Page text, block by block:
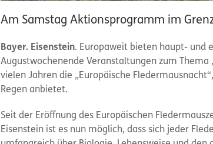
Am Samstag Aktionsprogramm im
Bayer. Eisenstein. Europaweit bieten haupt- und
Augustwochenende Veranstaltungen zum
vielen Jahren die „Europäische
Regen anbietet.
Seit der Eröffnung des Europäischen
Eisenstein ist es nun möglich, dass sich jeder